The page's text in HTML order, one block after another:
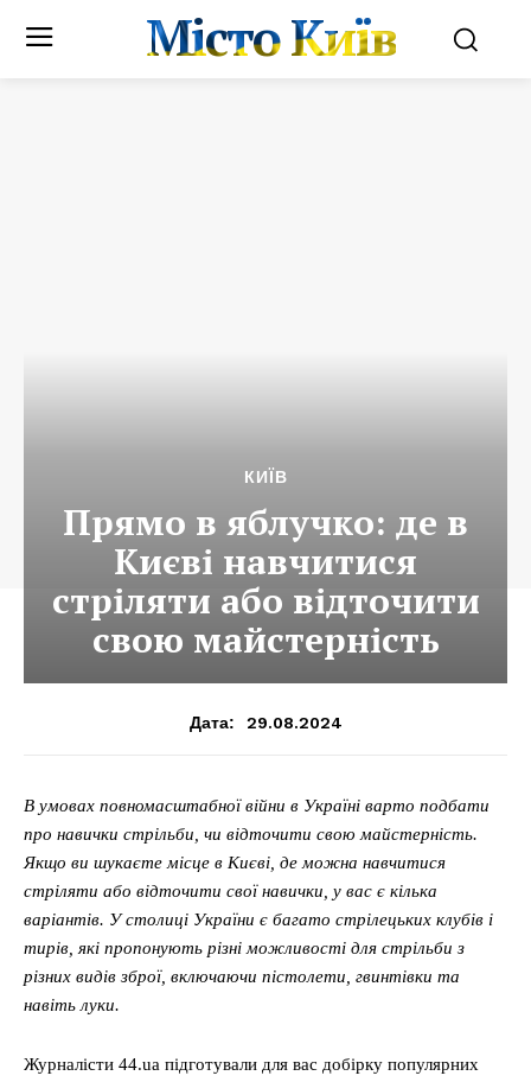
Місто Київ
КИЇВ
Прямо в яблучко: де в
Києві навчитися
стріляти або відточити
свою майстерність
Дата: 29.08.2024
В умовах повномасштабної війни в Україні варто подбати
про навички стрільби, чи відточити свою майстерність.
Якщо ви шукаєте місце в Києві, де можна навчитися
стріляти або відточити свої навички, у вас є кілька
варіантів. У столиці України є багато стрілецьких клубів і
тирів, які пропонують різні можливості для стрільби з
різних видів зброї, включаючи пістолети, гвинтівки та
навіть луки.
Журналісти 44.ua підготували для вас добірку популярних